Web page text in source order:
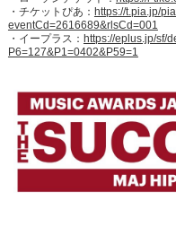
・チケットぴあ： https://t.pia.jp/
eventCd=2616689&rlsCd=001
・イープラス： https://eplus.jp/sf/
P6=127&P1=0402&P59=1